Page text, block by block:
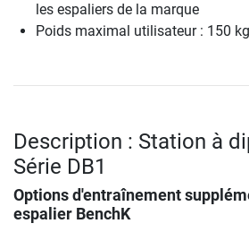
les espaliers de la marque
Poids maximal utilisateur : 150 kg
Description : Station à
Série DB1
Options d'entraînement
espalier BenchK